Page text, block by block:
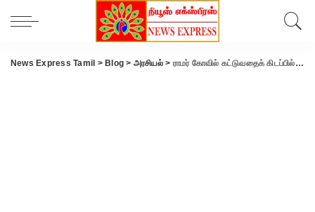
News Express Tamil > Blog > அரசியல்> ராமர் கோவில் கட்டுவதைக் கிடப்பில் போட்டது காங்கிரஸ் – அமித்ஷா குற்றச்சாட்டு.!